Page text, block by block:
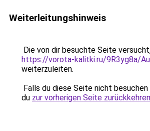
Weiterleitungshinweis
Die von dir besuchte Seite
https://vorota-kalitki.ru/9R3yg8a/
weiterzuleiten.
Falls du diese Seite nicht
du zur vorherigen Seite zurückkehren